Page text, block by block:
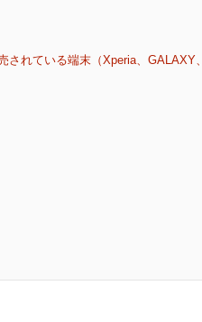
れている端末（Xperia、GALAXY、